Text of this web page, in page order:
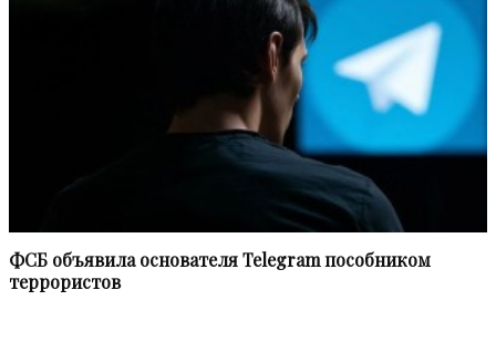
ФСБ объявила основателя Telegram пособником
террористов